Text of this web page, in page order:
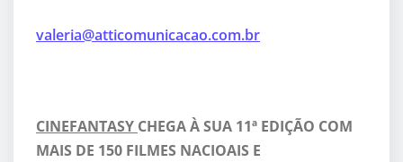
valeria@atticomunicacao.com.br
CINEFANTASY CHEGA À SUA 11ª EDIÇÃO COM
MAIS DE 150 FILMES NACIOAIS E